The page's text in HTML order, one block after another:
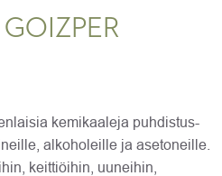
kemikaaleja puhdistus-
alkoholeille ja asetoneille.
keittiöihin, uuneihin,